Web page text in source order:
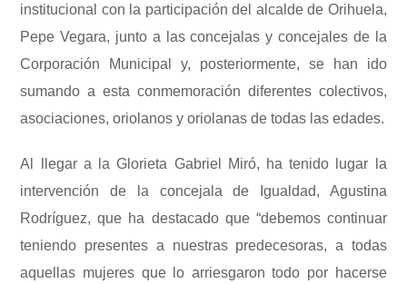
institucional con la participación del alcalde de Orihuela,
Pepe Vegara, junto a las concejalas y concejales de la
Corporación Municipal y, posteriormente, se han ido
sumando a esta conmemoración diferentes colectivos,
asociaciones, oriolanos y oriolanas de todas las edades.
Al llegar a la Glorieta Gabriel Miró, ha tenido lugar la
intervención de la concejala de Igualdad, Agustina
Rodríguez, que ha destacado que “debemos continuar
teniendo presentes a nuestras predecesoras, a todas
aquellas mujeres que lo arriesgaron todo por hacerse